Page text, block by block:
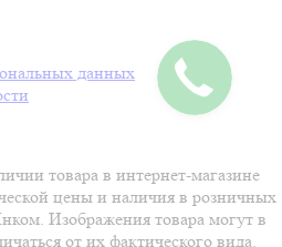
данных
товара в интернет-магазине
цены и наличия в розничных
Изображения товара могут в
от их фактического вида.